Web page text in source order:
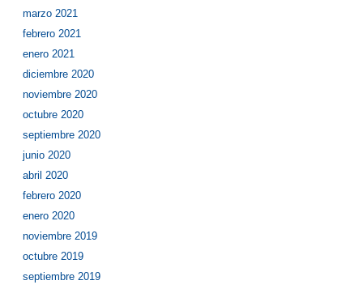
marzo 2021
febrero 2021
enero 2021
diciembre 2020
noviembre 2020
octubre 2020
septiembre 2020
junio 2020
abril 2020
febrero 2020
enero 2020
noviembre 2019
octubre 2019
septiembre 2019